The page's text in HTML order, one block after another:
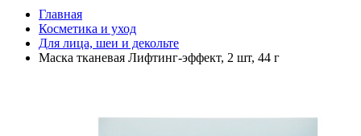
Главная
Косметика и уход
Для лица, шеи и декольте
Маска тканевая Лифтинг-эффект, 2 шт, 44 г